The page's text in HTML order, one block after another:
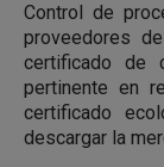
Control de
proveedores
certificado de
pertinente en
certificado
descargar la